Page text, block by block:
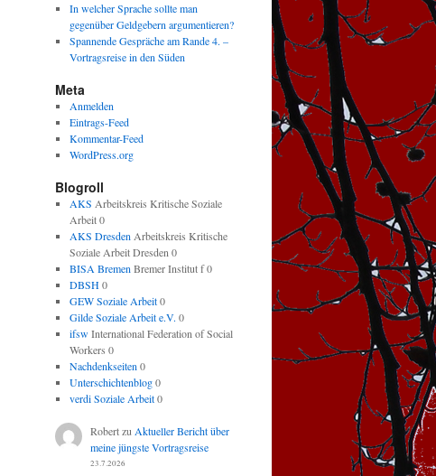
In welcher Sprache sollte man
gegenüber Geldgebern argumentieren?
Spannende Gespräche am Rande 4. –
Vortragsreise in den Süden
Meta
Anmelden
Eintrags-Feed
Kommentar-Feed
WordPress.org
Blogroll
AKS Arbeitskreis Kritische Soziale
Arbeit 0
AKS Dresden Arbeitskreis Kritische
Soziale Arbeit Dresden 0
BISA Bremen Bremer Institut f 0
DBSH0
GEW Soziale Arbeit0
Gilde Soziale Arbeit e.V. 0
ifswInternational Federation of Social
Workers 0
Nachdenkseiten 0
Unterschichtenblog0
verdi Soziale Arbeit0
Robertzu Aktueller Bericht über
meine jüngste Vortragsreise
23.7.2026